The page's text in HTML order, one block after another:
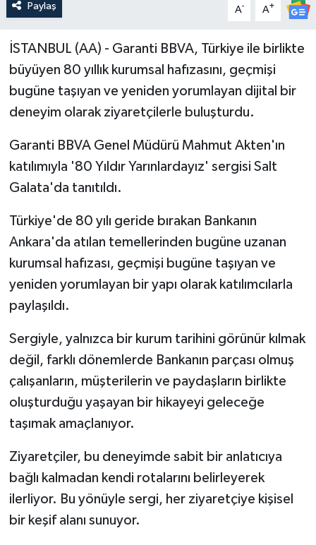
Paylaş A- A+
İSTANBUL (AA) - Garanti BBVA, Türkiye ile birlikte
büyüyen 80 yıllık kurumsal hafızasını, geçmişi
bugüne taşıyan ve yeniden yorumlayan dijital bir
deneyim olarak ziyaretçilerle buluşturdu.
Garanti BBVA Genel Müdürü Mahmut Akten'ın
katılımıyla '80 Yıldır Yarınlardayız' sergisi Salt
Galata'da tanıtıldı.
Türkiye'de 80 yılı geride bırakan Bankanın
Ankara'da atılan temellerinden bugüne uzanan
kurumsal hafızası, geçmişi bugüne taşıyan ve
yeniden yorumlayan bir yapı olarak katılımcılarla
paylaşıldı.
Sergiyle, yalnızca bir kurum tarihini görünür kılmak
değil, farklı dönemlerde Bankanın parçası olmuş
çalışanların, müşterilerin ve paydaşların birlikte
oluşturduğu yaşayan bir hikayeyi geleceğe
taşımak amaçlanıyor.
Ziyaretçiler, bu deneyimde sabit bir anlatıcıya
bağlı kalmadan kendi rotalarını belirleyerek
ilerliyor. Bu yönüyle sergi, her ziyaretçiye kişisel
bir keşif alanı sunuyor.